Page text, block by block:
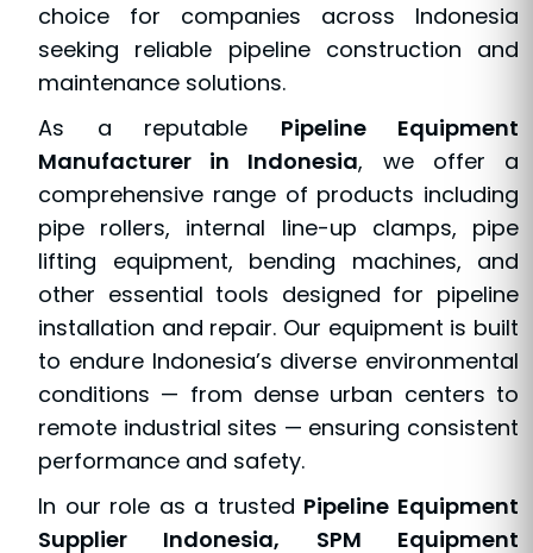
choice for companies across Indonesia
seeking reliable pipeline construction and
maintenance solutions.
As a reputable Pipeline Equipment
Manufacturer in Indonesia, we offer a
comprehensive range of products including
pipe rollers, internal line-up clamps, pipe
lifting equipment, bending machines, and
other essential tools designed for pipeline
installation and repair. Our equipment is built
to endure Indonesia’s diverse environmental
conditions — from dense urban centers to
remote industrial sites — ensuring consistent
performance and safety.
In our role as a trusted Pipeline Equipment
Supplier Indonesia, SPM Equipment